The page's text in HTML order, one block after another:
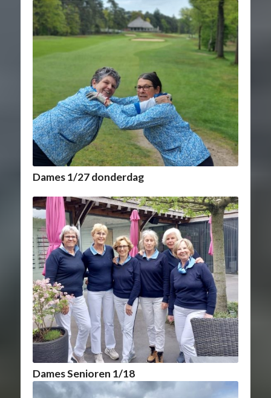
Dames 1/27 donderdag
Dames Senioren 1/18